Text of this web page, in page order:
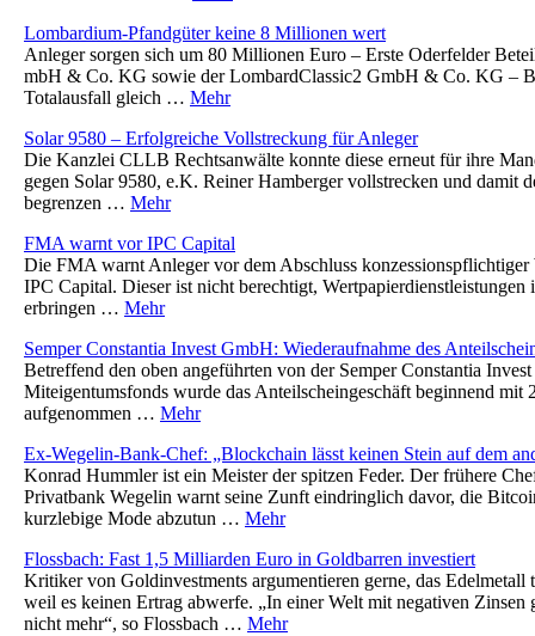
Lombardium-Pfandgüter keine 8 Millionen wert
Anleger sorgen sich um 80 Millionen Euro – Erste Oderfelder
mbH & Co. KG sowie der LombardClassic2 GmbH & Co. KG –
Totalausfall gleich … Mehr
Solar 9580 – Erfolgreiche Vollstreckung für Anleger
Die Kanzlei CLLB Rechtsanwälte konnte diese erneut für ihre
gegen Solar 9580, e.K. Reiner Hamberger vollstrecken und damit
begrenzen … Mehr
FMA warnt vor IPC Capital
Die FMA warnt Anleger vor dem Abschluss konzessionspflichtiger
IPC Capital. Dieser ist nicht berechtigt, Wertpapierdienstleistungen
erbringen … Mehr
Semper Constantia Invest GmbH: Wiederaufnahme des
Betreffend den oben angeführten von der Semper Constantia
Miteigentumsfonds wurde das Anteilscheingeschäft beginnend mit
aufgenommen … Mehr
Ex-Wegelin-Bank-Chef: „Blockchain lässt keinen Stein auf dem
Konrad Hummler ist ein Meister der spitzen Feder. Der frühere
Privatbank Wegelin warnt seine Zunft eindringlich davor, die
kurzlebige Mode abzutun … Mehr
Flossbach: Fast 1,5 Milliarden Euro in Goldbarren investiert
Kritiker von Goldinvestments argumentieren gerne, das Edelmetall
weil es keinen Ertrag abwerfe. „In einer Welt mit negativen Zinsen
nicht mehr“, so Flossbach … Mehr